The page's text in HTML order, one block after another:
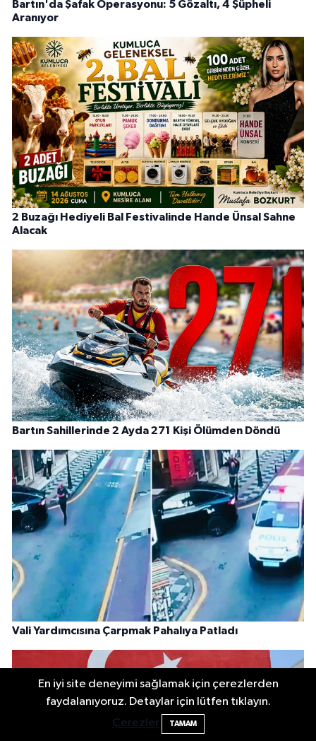
Bartın'da Şafak Operasyonu: 5 Gözaltı, 4 Şüpheli
Aranıyor
2 Buzağı Hediyeli Bal Festivalinde Hande Ünsal Sahne
Alacak
Bartın Sahillerinde 2 Ayda 271 Kişi Ölümden Döndü
Vali Yardımcısına Çarpmak Pahalıya Patladı
En iyi site deneyimi sağlamak için çerezlerden
faydalanıyoruz. Detaylar için lütfen tıklayın.
Çerezler
TAMAM
Bartın'da nem oranı yüzde 100'e ulaştı